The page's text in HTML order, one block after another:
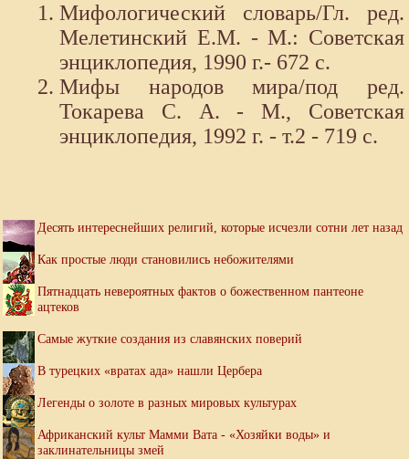
Мифологический словарь/Гл. ред.
Мелетинский Е.М. - М.: Советская
энциклопедия, 1990 г.- 672 с.
Мифы народов мира/под ред.
Токарева С. А. - М., Советская
энциклопедия, 1992 г. - т.2 - 719 с.
Десять интереснейших религий, которые исчезли сотни лет назад
Как простые люди становились небожителями
Пятнадцать невероятных фактов о божественном пантеоне
ацтеков
Самые жуткие создания из славянских поверий
В турецких «вратах ада» нашли Цербера
Легенды о золоте в разных мировых культурах
Африканский культ Мамми Вата - «Хозяйки воды» и
заклинательницы змей